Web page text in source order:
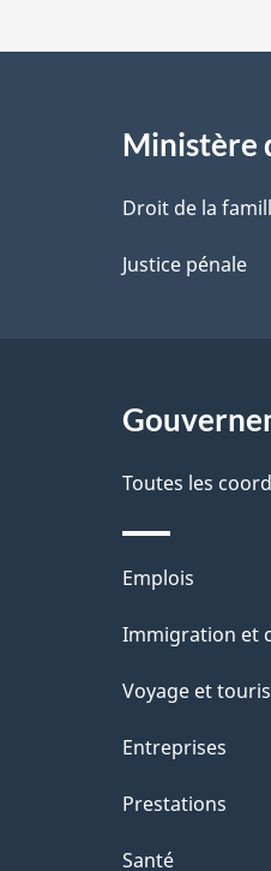
l
a
p
e
Ministère
Droit de la
Justice pénale
Toutes les
Thèmes
et
Emplois
Immigration et
Voyage et
Entreprises
Prestations
Santé